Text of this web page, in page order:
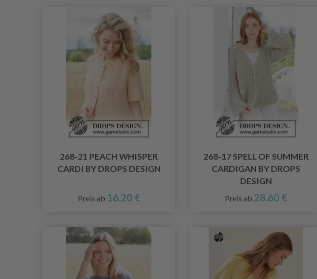
268-21 PEACH WHISPER
CARDI BY DROPS DESIGN
Preis ab 16.20 €
268-17 SPELL OF SUMMER
CARDIGAN BY DROPS
DESIGN
Preis ab 28.60 €